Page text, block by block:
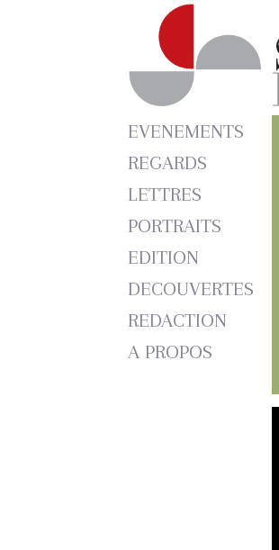
EVENEMENTS
REGARDS
LETTRES
PORTRAITS
EDITION
DECOUVERTES
REDACTION
A PROPOS